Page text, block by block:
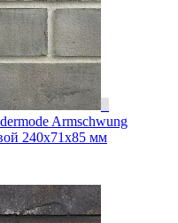
Armschwung
240x71x85 мм